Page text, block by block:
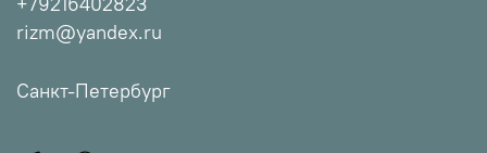
rizm@yandex.ru
Санкт-Петербург